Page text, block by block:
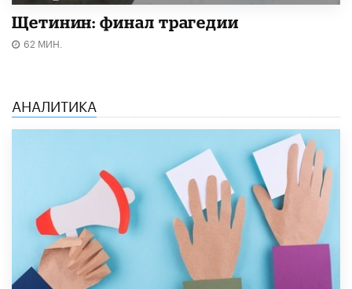
Щетинин: финал трагедии
62 МИН.
АНАЛИТИКА